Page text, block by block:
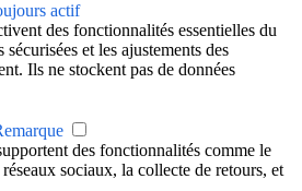
actif
des fonctionnalités essentielles du
et les ajustements des
Ils ne stockent pas de données
des fonctionnalités comme le
sociaux, la collecte de retours, et